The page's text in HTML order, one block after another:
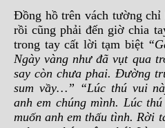
Đồng hồ trên vách tường
rồi cũng phải đến giờ chia
trong tay cất lời tạm biệt
Ngày vàng như đã vụt qua
say còn chưa phai. Đường
sum vầy…” “Lúc thú vui
anh em chúng mình. Lúc
muốn anh em thấu tình. Rời